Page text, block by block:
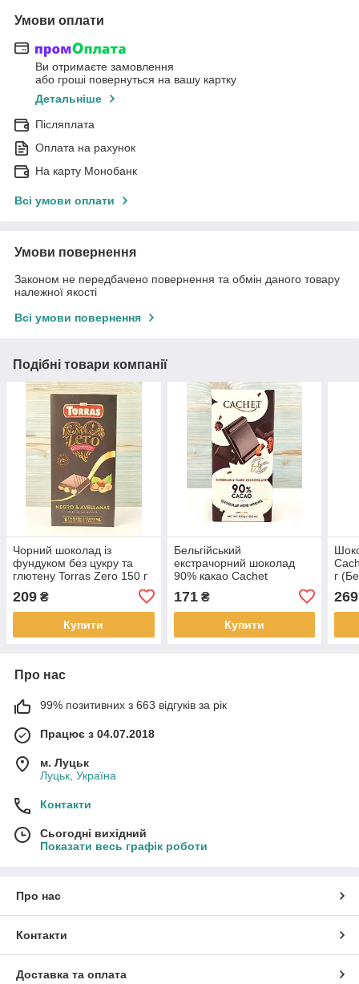
Умови оплати
Ви отримаєте замовлення
або гроші повернуться на вашу картку
Детальніше
Післяплата
Оплата на рахунок
На карту Монобанк
Всі умови оплати
Умови повернення
Законом не передбачено повернення та обмін даного товару
належної якості
Всі умови повернення
Подібні товари компанії
Чорний шоколад із
фундуком без цукру та
глютену Torras Zero 150 г
209 ₴
Купити
Бельгійський
екстрачорний шоколад
90% какао Cachet
Extremely 100 г (Бельгія)
171₴
Купити
г
269
Про нас
99% позитивних з 663 відгуків за рік
Працює з 04.07.2018
м. Луцьк
Луцьк, Україна
Контакти
Сьогодні вихідний
Показати весь графік роботи
Про нас
Контакти
Доставка та оплата